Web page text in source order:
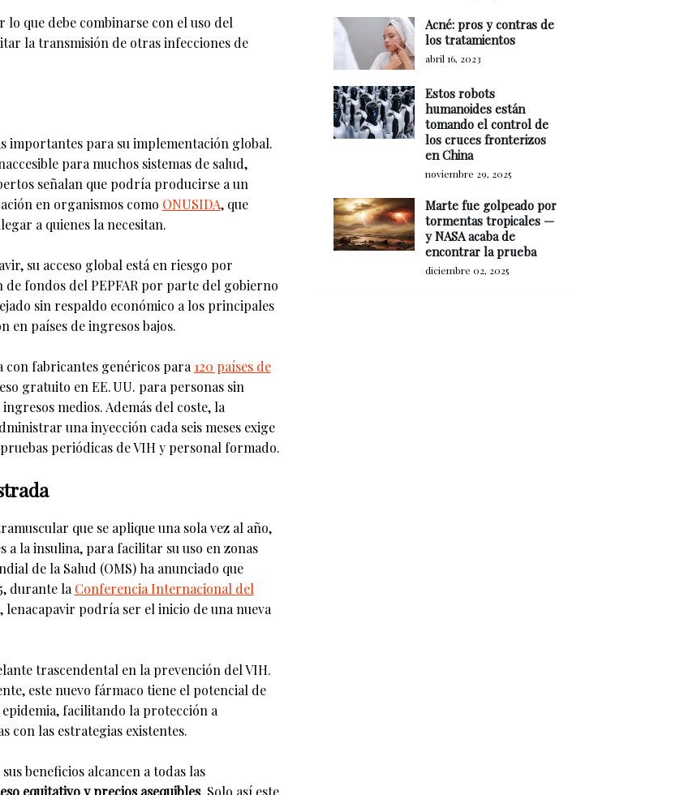
que debe combinarse con el uso del
la transmisión de otras infecciones de
importantes para su implementación global.
para muchos sistemas de salud,
señalan que podría producirse a un
en organismos como ONUSIDA, que
a quienes la necesitan.
su acceso global está en riesgo por
fondos del PEPFAR por parte del gobierno
sin respaldo económico a los principales
en países de ingresos bajos.
fabricantes genéricos para 120 países de
gratuito en EE. UU. para personas sin
medios. Además del coste, la
una inyección cada seis meses exige
periódicas de VIH y personal formado.
que se aplique una sola vez al año,
a la insulina, para facilitar su uso en zonas
de la Salud (OMS) ha anunciado que
durante la Conferencia Internacional del
lenacapavir podría ser el inicio de una nueva
trascendental en la prevención del VIH.
este nuevo fármaco tiene el potencial de
facilitando la protección a
con las estrategias existentes.
beneficios alcancen a todas las
equitativo y precios asequibles. Solo así este
Acné: pros y contras de
los tratamientos
abril 16, 2023
Estos robots
humanoides están
tomando el control de
los cruces fronterizos
en China
noviembre 29, 2025
Marte fue golpeado por
tormentas tropicales —
y NASA acaba de
encontrar la prueba
diciembre 02, 2025